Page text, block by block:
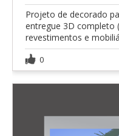
Projeto de decorado
entregue 3D completo
revestimentos e
0